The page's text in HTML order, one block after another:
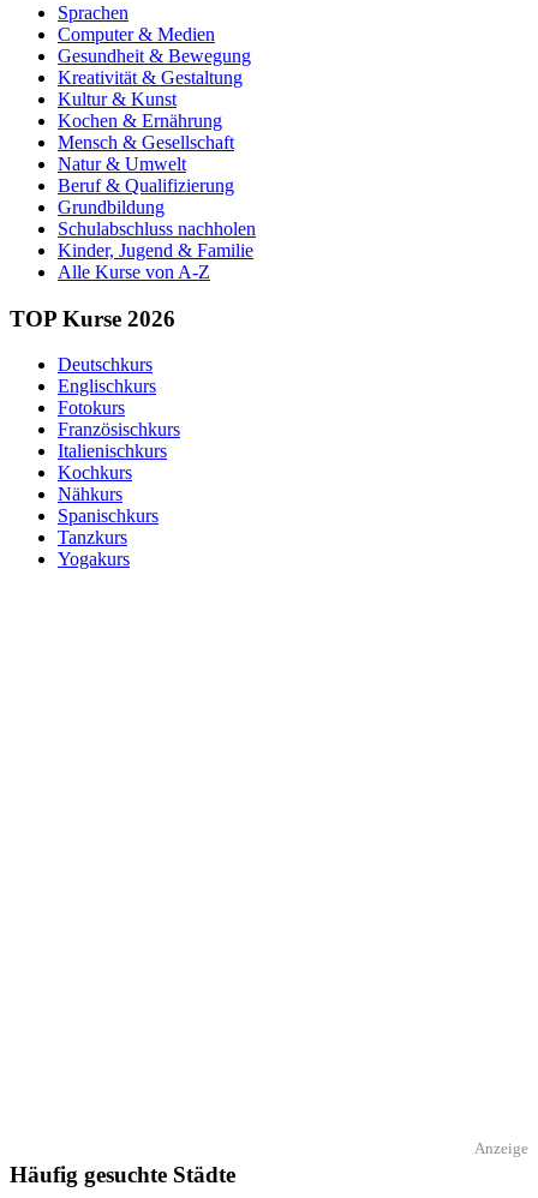
Sprachen
Computer & Medien
Gesundheit & Bewegung
Kreativität & Gestaltung
Kultur & Kunst
Kochen & Ernährung
Mensch & Gesellschaft
Natur & Umwelt
Beruf & Qualifizierung
Grundbildung
Schulabschluss nachholen
Kinder, Jugend & Familie
Alle Kurse von A-Z
TOP Kurse 2026
Deutschkurs
Englischkurs
Fotokurs
Französischkurs
Italienischkurs
Kochkurs
Nähkurs
Spanischkurs
Tanzkurs
Yogakurs
Anzeige
Häufig gesuchte Städte